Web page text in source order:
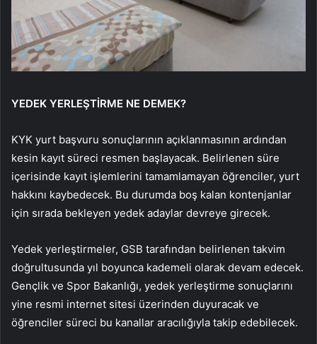
YEDEK YERLEŞTİRME NE DEMEK?
KYK yurt başvuru sonuçlarının açıklanmasının ardından
kesin kayıt süreci resmen başlayacak. Belirlenen süre
içerisinde kayıt işlemlerini tamamlamayan öğrenciler, yurt
hakkını kaybedecek. Bu durumda boş kalan kontenjanlar
için sırada bekleyen yedek adaylar devreye girecek.
Yedek yerleştirmeler, GSB tarafından belirlenen takvim
doğrultusunda yıl boyunca kademeli olarak devam edecek.
Gençlik ve Spor Bakanlığı, yedek yerleştirme sonuçlarını
yine resmi internet sitesi üzerinden duyuracak ve
öğrenciler süreci bu kanallar aracılığıyla takip edebilecek.